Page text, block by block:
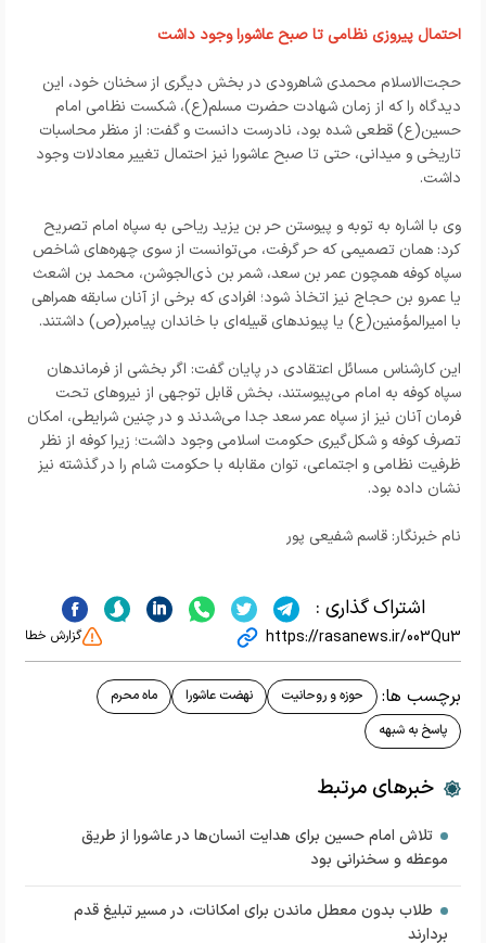
احتمال پیروزی نظامی تا صبح عاشورا وجود داشت
حجت‌الاسلام محمدی شاهرودی در بخش دیگری از سخنان خود، این
دیدگاه را که از زمان شهادت حضرت مسلم(ع)، شکست نظامی امام
حسین(ع) قطعی شده بود، نادرست دانست و گفت: از منظر محاسبات
تاریخی و میدانی، حتی تا صبح عاشورا نیز احتمال تغییر معادلات وجود
داشت.
وی با اشاره به توبه و پیوستن حر بن یزید ریاحی به سپاه امام تصریح
کرد: همان تصمیمی که حر گرفت، می‌توانست از سوی چهره‌های شاخص
سپاه کوفه همچون عمر بن سعد، شمر بن ذی‌الجوشن، محمد بن اشعث
یا عمرو بن حجاج نیز اتخاذ شود؛ افرادی که برخی از آنان سابقه همراهی
با امیرالمؤمنین(ع) یا پیوندهای قبیله‌ای با خاندان پیامبر(ص) داشتند.
این کارشناس مسائل اعتقادی در پایان گفت: اگر بخشی از فرماندهان
سپاه کوفه به امام می‌پیوستند، بخش قابل توجهی از نیروهای تحت
فرمان آنان نیز از سپاه عمر سعد جدا می‌شدند و در چنین شرایطی، امکان
تصرف کوفه و شکل‌گیری حکومت اسلامی وجود داشت؛ زیرا کوفه از نظر
ظرفیت نظامی و اجتماعی، توان مقابله با حکومت شام را در گذشته نیز
نشان داده بود.
نام خبرنگار: قاسم شفیعی پور
اشتراک گذاری :
https://rasanews.ir/003Qu3 گزارش خطا
برچسب ها: حوزه و روحانیت نهضت عاشورا
ماه محرم
پاسخ به شبهه
خبرهای مرتبط
تلاش امام حسین برای هدایت انسان‌ها در عاشورا از طریق
موعظه و سخنرانی بود
طلاب بدون معطل ماندن برای امکانات، در مسیر تبلیغ قدم
بردارند